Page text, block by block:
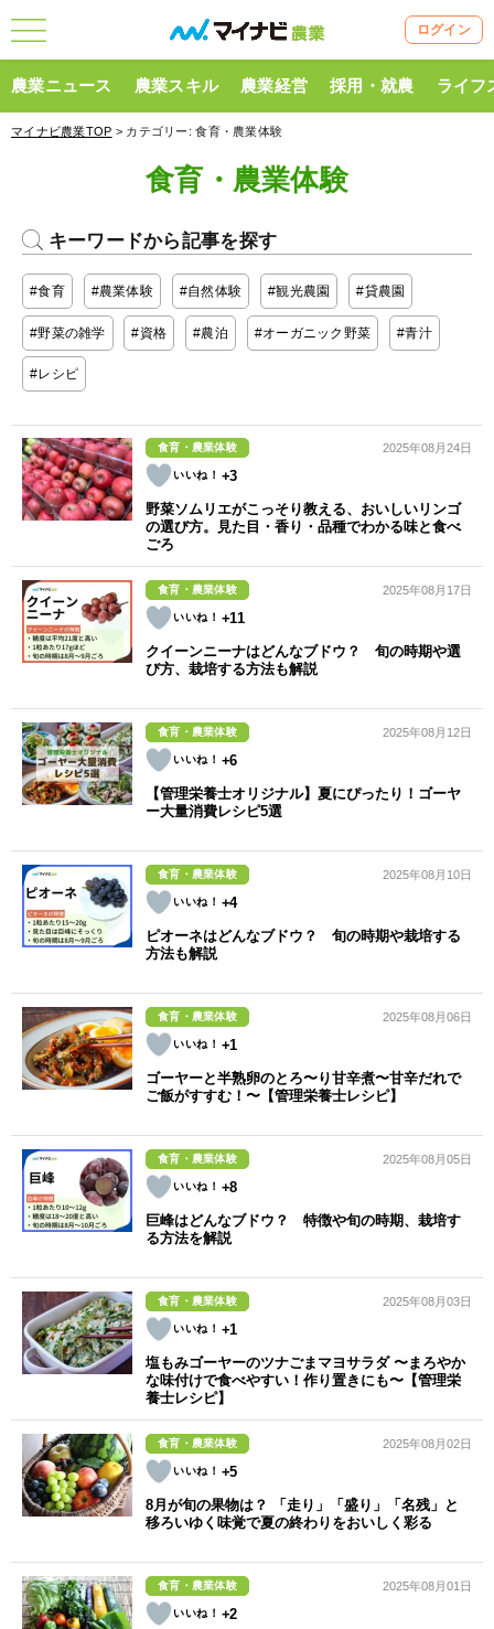
ログイン
農業ニュース 農業スキル 農業経営 採用・就農 ライフ
マイナビ農業TOP > カテゴリー:食育・農業体験
食育・農業体験
キーワードから記事を探す
#食育 #農業体験 #自然体験 #観光農園 #貸農園
#野菜の雑学 #資格 #農泊 #オーガニック野菜 #青汁
#レシピ
食育・農業体験
+3
2025年08月24日
野菜ソムリエがこっそり教える、おいしいリンゴ
の選び方。見た目・香り・品種でわかる味と食べ
ごろ
食育・農業体験
+11
2025年08月17日
クイーンニーナはどんなブドウ？ 旬の時期や選
び方、栽培する方法も解説
食育・農業体験
+6
2025年08月12日
【管理栄養士オリジナル】夏にぴったり！ゴーヤ
ー大量消費レシピ5選
食育・農業体験
+4
2025年08月10日
ピオーネはどんなブドウ？ 旬の時期や栽培する
方法も解説
食育・農業体験
+1
2025年08月06日
ゴーヤーと半熟卵のとろ〜り甘辛煮〜甘辛だれで
ご飯がすすむ！〜【管理栄養士レシピ】
食育・農業体験
+8
2025年08月05日
巨峰はどんなブドウ？ 特徴や旬の時期、栽培す
る方法を解説
食育・農業体験
+1
2025年08月03日
塩もみゴーヤーのツナごまマヨサラダ 〜まろやか
な味付けで食べやすい！作り置きにも〜【管理栄
養士レシピ】
食育・農業体験
+5
2025年08月02日
8月が旬の果物は？ 「走り」「盛り」「名残」と
移ろいゆく味覚で夏の終わりをおいしく彩る
食育・農業体験
+2
2025年08月01日